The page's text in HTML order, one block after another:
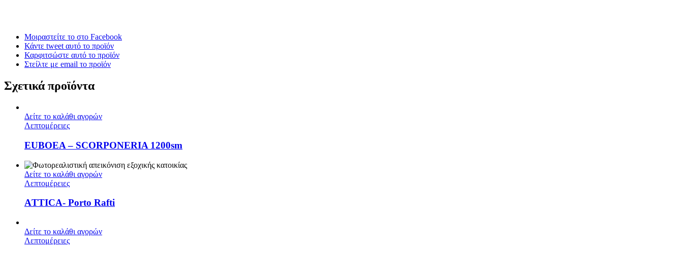
Μοιραστείτε το στο Facebook
Κάντε tweet αυτό το προϊόν
Καρφιτσώστε αυτό το προϊόν
Στείλτε με email το προϊόν
Σχετικά προϊόντα
Δείτε το καλάθι αγορών
Λεπτομέρειες
ΕUBOEA – SCORPONERIA 1200sm
Δείτε το καλάθι αγορών
Λεπτομέρειες
ΑTTICA- Porto Rafti
Δείτε το καλάθι αγορών
Λεπτομέρειες